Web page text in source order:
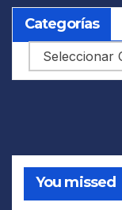
Categorías
Categorías
You missed